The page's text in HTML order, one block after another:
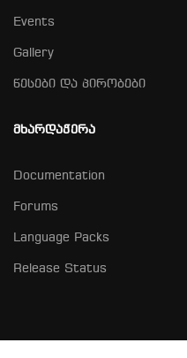
Events
Gallery
წესები და პირობები
ᲛᲮᲐᲠᲓᲐᲭᲔᲠᲐ
Documentation
Forums
Language Packs
Release Status